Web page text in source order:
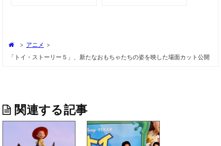
> アニメ >
「トイ・ストーリー５」、新たなおもちゃたちの姿を映した場面カット公開
関連する記事